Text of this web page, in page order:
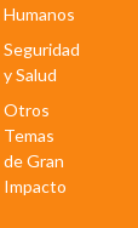
Humanos
Seguridad
y Salud
Otros
Temas
de Gran
Impacto